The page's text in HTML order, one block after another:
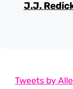
J.J.
Tweets by